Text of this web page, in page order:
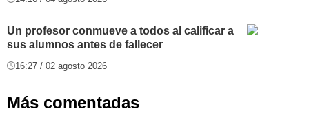
Un profesor conmueve a todos al calificar a
sus alumnos antes de fallecer
16:27 / 02 agosto 2026
Más comentadas